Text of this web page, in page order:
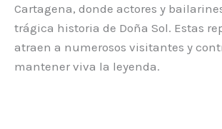
Cartagena, donde actores y
trágica historia de Doña Sol. Estas
atraen a numerosos visitantes y
mantener viva la leyenda.